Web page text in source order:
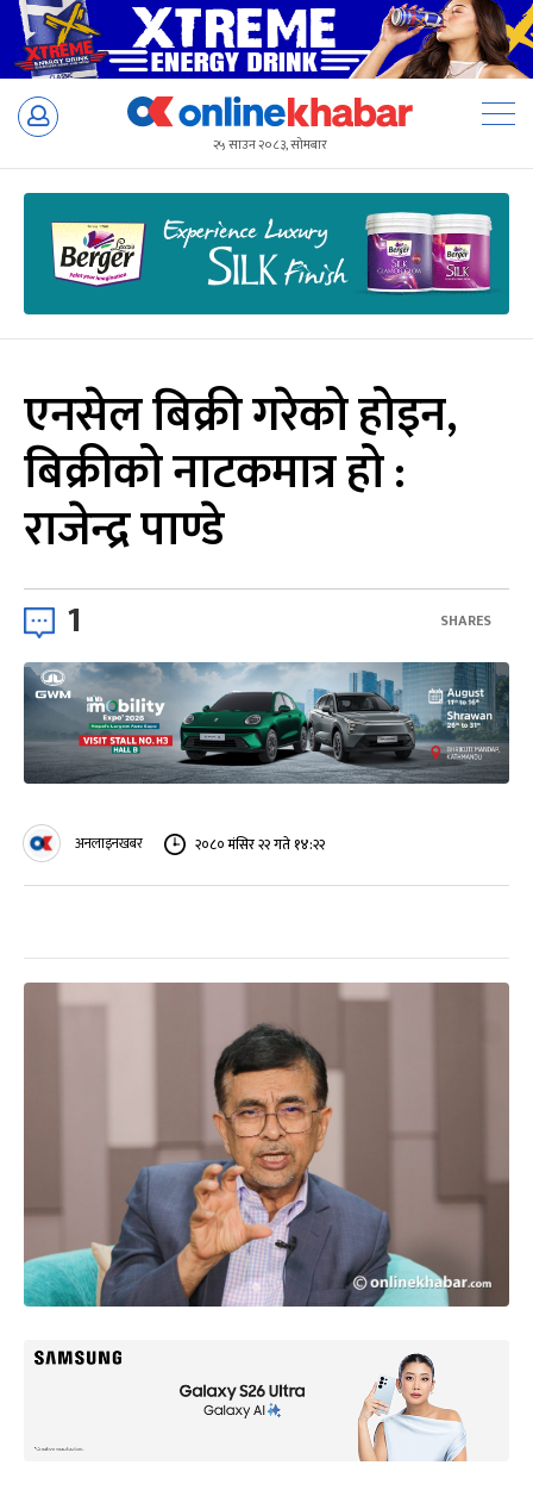
Skip
२५ साउन २०८३, सोमबार
एनसेल बिक्री गरेको होइन,
बिक्रीको नाटकमात्र हो :
राजेन्द्र पाण्डे
1 SHARES
अनलाइनखबर २०८० मंसिर २२ गते १४:२२